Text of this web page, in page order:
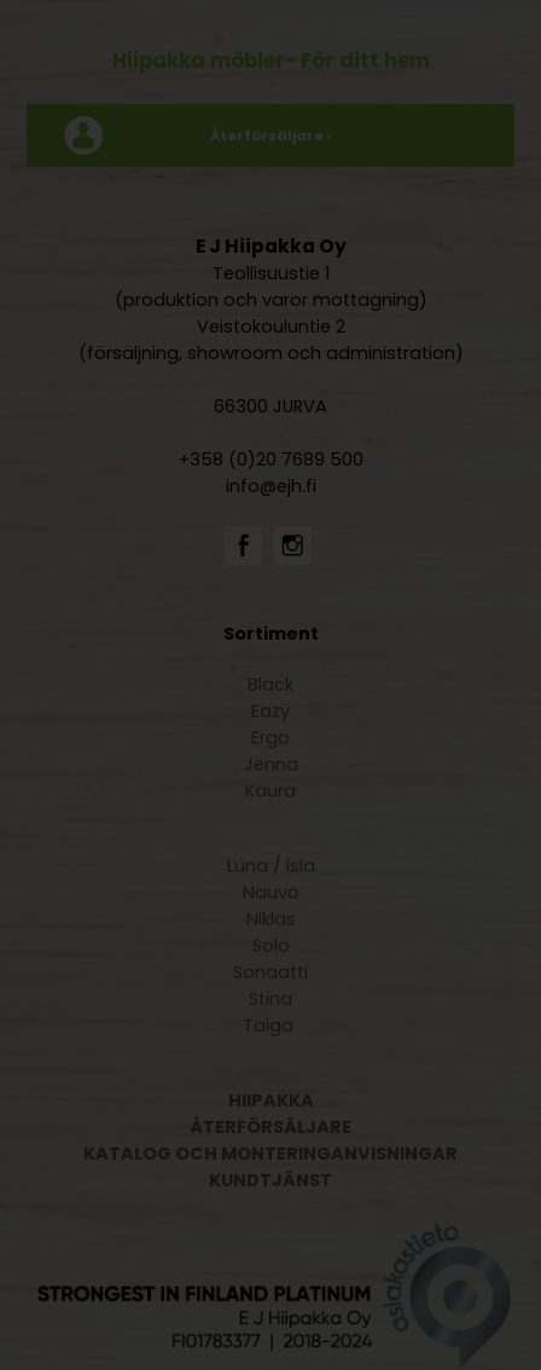
Hiipakka möbler- För ditt hem
Återförsäljare ›
E J Hiipakka Oy
Teollisuustie 1
(produktion och varor mottagning)
Veistokouluntie 2
(försäljning, showroom och administration)
66300 JURVA
+358 (0)20 7689 500
info@ejh.fi
Sortiment
Black
Eazy
Ergo
Jenna
Kaura
Luna / Isla
Nauvo
Niklas
Solo
Sonaatti
Stina
Taiga
HIIPAKKA
ÅTERFÖRSÄLJARE
KATALOG OCH MONTERINGANVISNINGAR
KUNDTJÄNST